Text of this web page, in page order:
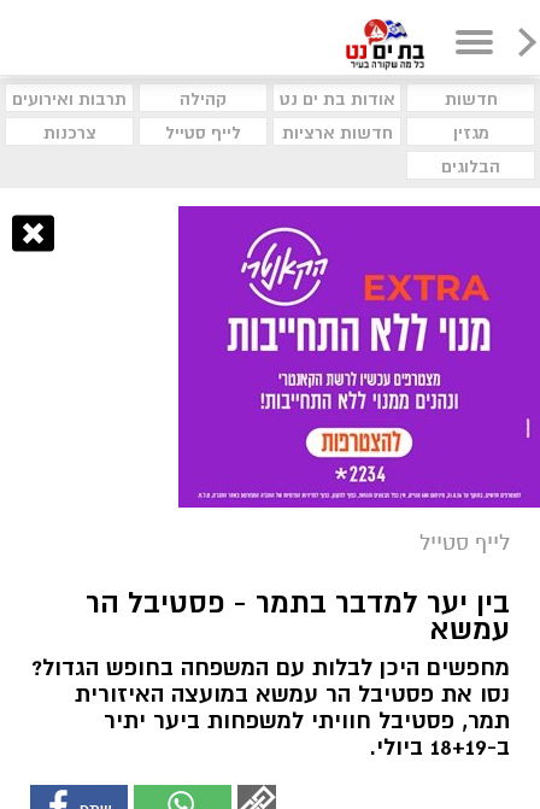
חדשות אודות בת ים נט קהילה
תרבות ואירועים
מגזין
חדשות ארציות לייף סטייל
צרכנות
הבלוגים
לייף סטייל
בין יער למדבר בתמר - פסטיבל הר
עמשא
מחפשים היכן לבלות עם המשפחה בחופש הגדול?
נסו את פסטיבל הר עמשא במועצה האיזורית
תמר, פסטיבל חוויתי למשפחות ביער יתיר
ב-18+19 ביולי.